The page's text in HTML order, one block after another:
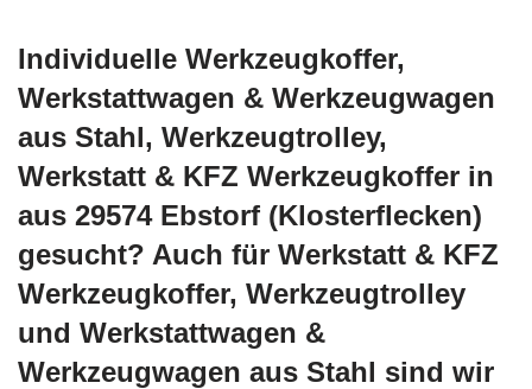
Individuelle Werkzeugkoffer,
Werkstattwagen & Werkzeugwagen
aus Stahl, Werkzeugtrolley,
Werkstatt & KFZ Werkzeugkoffer in
aus 29574 Ebstorf (Klosterflecken)
gesucht? Auch für Werkstatt & KFZ
Werkzeugkoffer, Werkzeugtrolley
und Werkstattwagen &
Werkzeugwagen aus Stahl sind wir